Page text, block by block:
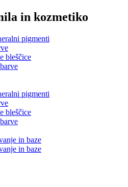
in kozmetiko
pigmenti
bleščice
pigmenti
bleščice
in baze
in baze